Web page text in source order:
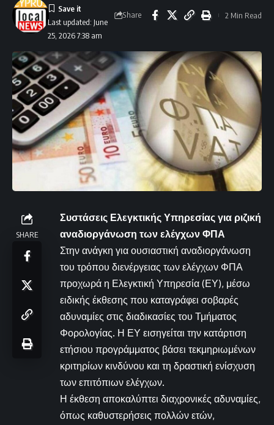
Last updated: June
25, 2026 7:38 am
Share 2 Min Read
SHARE
Συστάσεις Ελεγκτικής Υπηρεσίας για ριζική
αναδιοργάνωση των ελέγχων ΦΠΑ
Στην ανάγκη για ουσιαστική αναδιοργάνωση
του τρόπου διενέργειας των ελέγχων ΦΠΑ
προχωρά η Ελεγκτική Υπηρεσία (ΕΥ), μέσω
ειδικής έκθεσης που καταγράφει σοβαρές
αδυναμίες στις διαδικασίες του Τμήματος
Φορολογίας. Η ΕΥ εισηγείται την κατάρτιση
ετήσιου προγράμματος βάσει τεκμηριωμένων
κριτηρίων κινδύνου και τη δραστική ενίσχυση
των επιτόπιων ελέγχων.
Η έκθεση αποκαλύπτει διαχρονικές αδυναμίες,
όπως καθυστερήσεις πολλών ετών,